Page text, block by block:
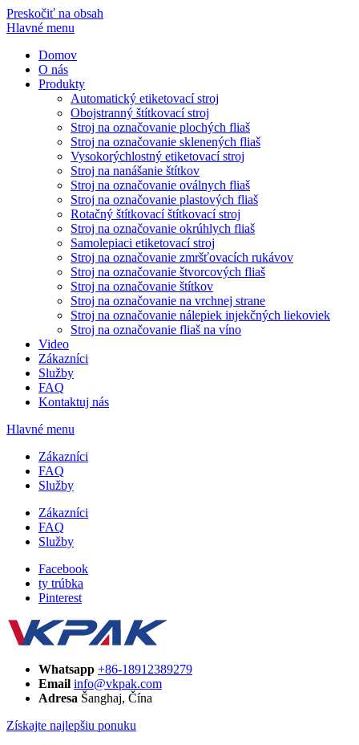
Preskočiť na obsah
Hlavné menu
Domov
O nás
Produkty
Automatický etiketovací stroj
Obojstranný štítkovací stroj
Stroj na označovanie plochých fliaš
Stroj na označovanie sklenených fliaš
Vysokorýchlostný etiketovací stroj
Stroj na nanášanie štítkov
Stroj na označovanie oválnych fliaš
Stroj na označovanie plastových fliaš
Rotačný štítkovací štítkovací stroj
Stroj na označovanie okrúhlych fliaš
Samolepiaci etiketovací stroj
Stroj na označovanie zmršťovacích rukávov
Stroj na označovanie štvorcových fliaš
Stroj na označovanie štítkov
Stroj na označovanie na vrchnej strane
Stroj na označovanie nálepiek injekčných liekoviek
Stroj na označovanie fliaš na víno
Video
Zákazníci
Služby
FAQ
Kontaktuj nás
Hlavné menu
Zákazníci
FAQ
Služby
Zákazníci
FAQ
Služby
Facebook
ty trúbka
Pinterest
Whatsapp +86-18912389279
Email info@vkpak.com
Adresa Šanghaj, Čína
Získajte najlepšiu ponuku